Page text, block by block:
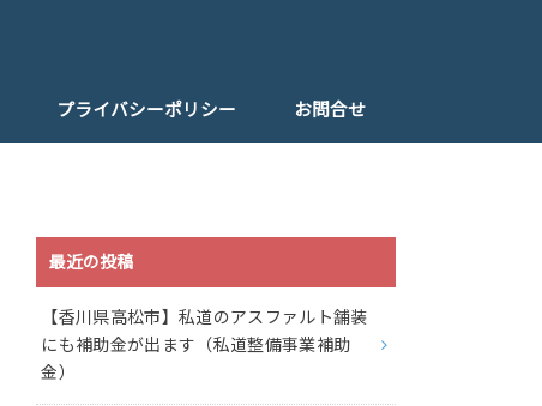
プライバシーポリシー お問合せ
最近の投稿
【香川県高松市】私道のアスファルト舗装
にも補助金が出ます（私道整備事業補助
金）